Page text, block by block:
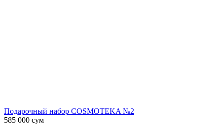
Подарочный набор COSMOTEKA №2
585 000 сум